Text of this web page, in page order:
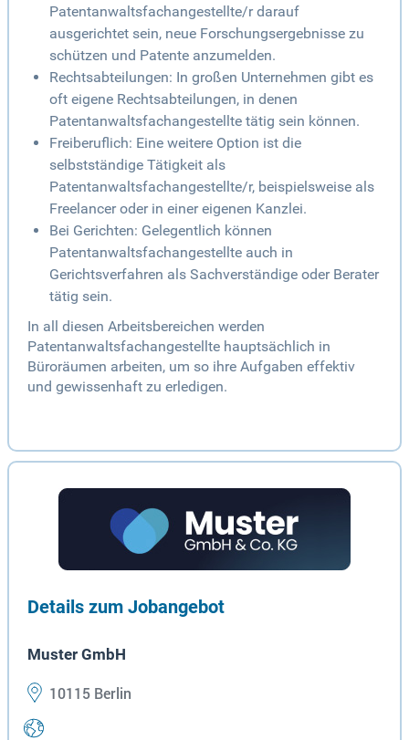
Patentanwaltsfachangestellte/r darauf
ausgerichtet sein, neue Forschungsergebnisse zu
schützen und Patente anzumelden.
Rechtsabteilungen: In großen Unternehmen gibt es
oft eigene Rechtsabteilungen, in denen
Patentanwaltsfachangestellte tätig sein können.
Freiberuflich: Eine weitere Option ist die
selbstständige Tätigkeit als
Patentanwaltsfachangestellte/r, beispielsweise als
Freelancer oder in einer eigenen Kanzlei.
Bei Gerichten: Gelegentlich können
Patentanwaltsfachangestellte auch in
Gerichtsverfahren als Sachverständige oder Berater
tätig sein.
In all diesen Arbeitsbereichen werden
Patentanwaltsfachangestellte hauptsächlich in
Büroräumen arbeiten, um so ihre Aufgaben effektiv
und gewissenhaft zu erledigen.
Details zum Jobangebot
Muster GmbH
10115 Berlin